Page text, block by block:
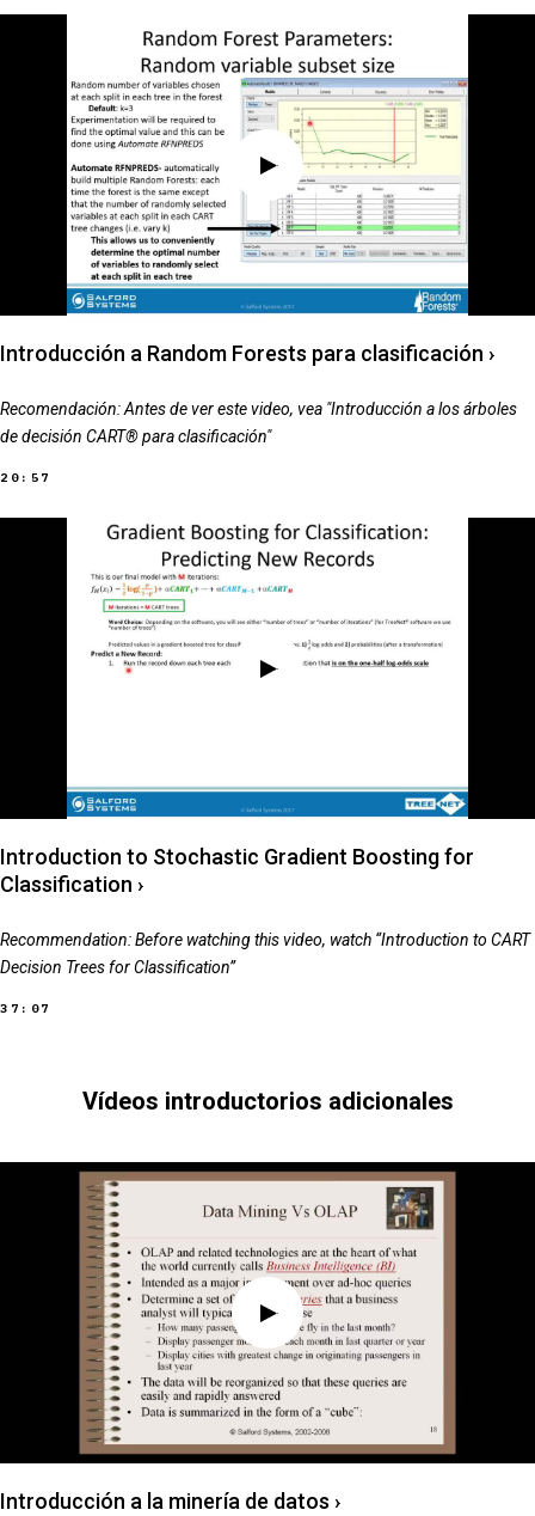
Introducción a Random Forests para clasificación ›
Recomendación: Antes de ver este video, vea "Introducción a los árboles
de decisión CART® para clasificación"
20:57
Introduction to Stochastic Gradient Boosting for
Classification ›
Recommendation: Before watching this video, watch “Introduction to CART
Decision Trees for Classification”
37:07
Vídeos introductorios adicionales
Introducción a la minería de datos ›